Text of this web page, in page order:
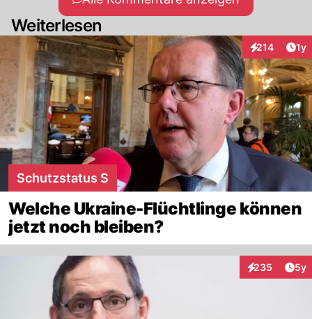
Weiterlesen
214
Interaktionen
1y
Schutzstatus S
Welche Ukraine-Flüchtlinge können
jetzt noch bleiben?
235
Interaktionen
5y